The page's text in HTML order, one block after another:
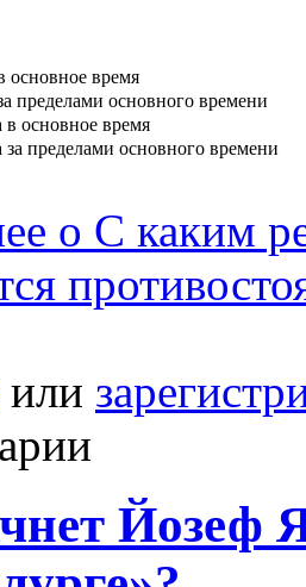
основное время
пределами основного времени
основное время
пределами основного времени
о С каким
или
Йозеф